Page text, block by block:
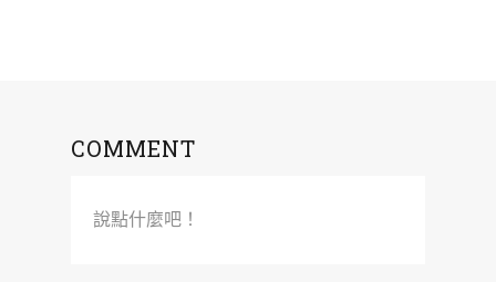
COMMENT
說點什麼吧！